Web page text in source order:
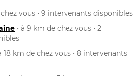
chez vous • 9 intervenants disponibles
• à 9 km de chez vous • 2
18 km de chez vous • 8 intervenants